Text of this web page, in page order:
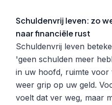
Schuldenvrij leven: zo
naar financiële rust
Schuldenvrij leven
'geen schulden meer
in uw hoofd, ruimte voor
weer grip op uw geld.
voelt dat ver weg, maar